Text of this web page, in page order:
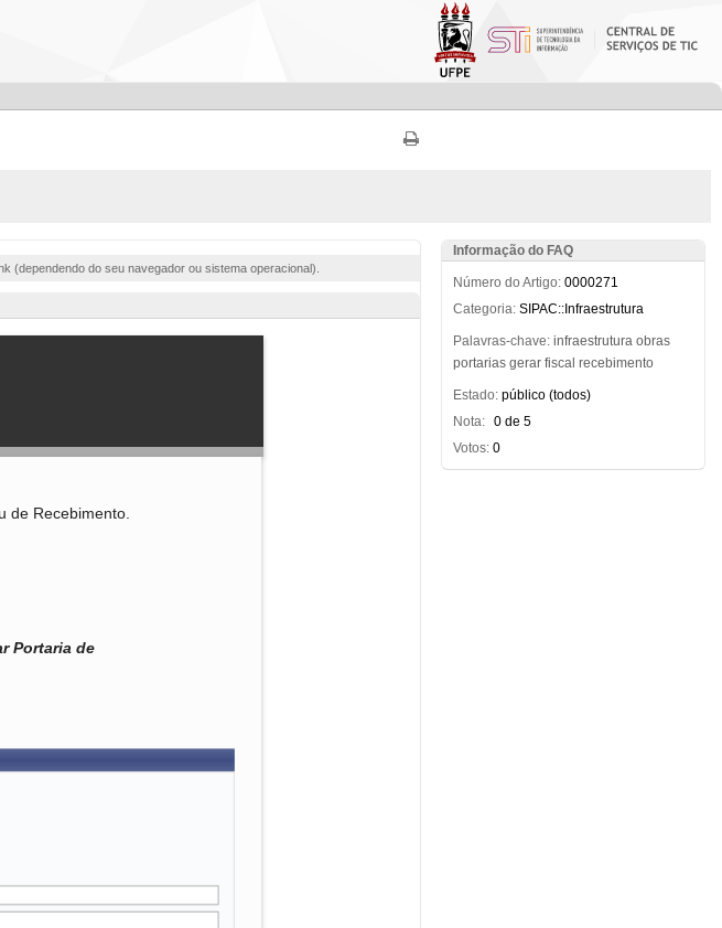
(dependendo do seu navegador ou sistema operacional).
Informação do FAQ
Número do Artigo: 0000271
Categoria: SIPAC::Infraestrutura
Palavras-chave: infraestrutura obras
portarias gerar fiscal recebimento
Estado: público (todos)
Nota: 0 de 5
Votos: 0